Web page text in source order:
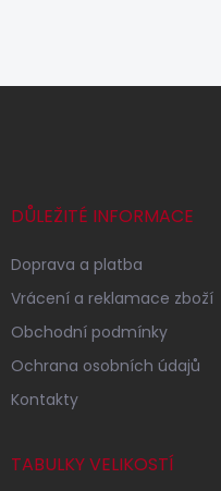
Z
DŮLEŽITÉ INFORMACE
Doprava a platba
Vrácení a reklamace zboží
Obchodní podmínky
Ochrana osobních údajů
Kontakty
TABULKY VELIKOSTÍ